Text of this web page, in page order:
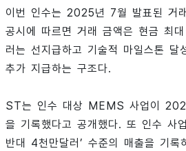
이번 인수는 2025년 7월 발표된 거
공시에 따르면 거래 금액은 현금 최
러는 선지급하고 기술적 마일스톤 달
추가 지급하는 구조다.
ST는 인수 대상 MEMS 사업이
을 기록했다고 공개했다. 또 인수 사
반대 4천만달러’ 수준의 매출을 기록